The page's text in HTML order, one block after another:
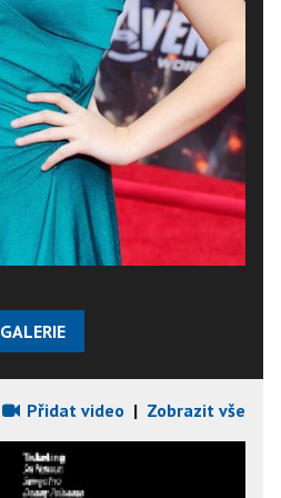
GALERIE
Přidat video | Zobrazit vše